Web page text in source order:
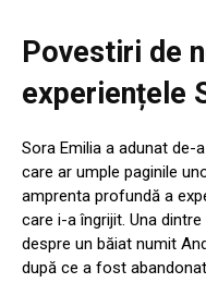
Povestiri de
experiențele
Sora Emilia a adunat de-
care ar umple paginile
amprenta profundă a
care i-a îngrijit. Una
despre un băiat numit
după ce a fost